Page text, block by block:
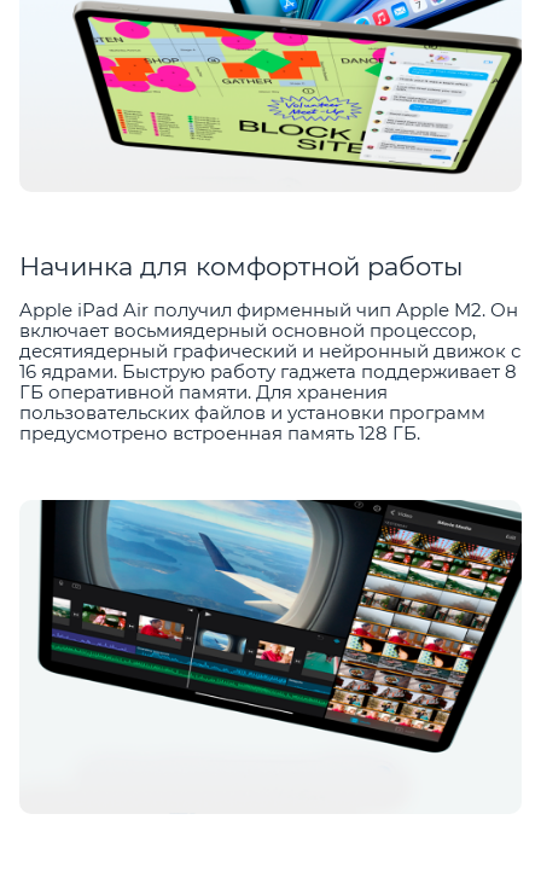
Начинка для комфортной работы
Apple iPad Air получил фирменный чип Apple M2. Он
включает восьмиядерный основной процессор,
десятиядерный графический и нейронный движок с
16 ядрами. Быструю работу гаджета поддерживает 8
ГБ оперативной памяти. Для хранения
пользовательских файлов и установки программ
предусмотрено встроенная память 128 ГБ.